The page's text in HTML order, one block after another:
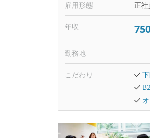
雇用形態 正社
年収
勤務地
こだわり